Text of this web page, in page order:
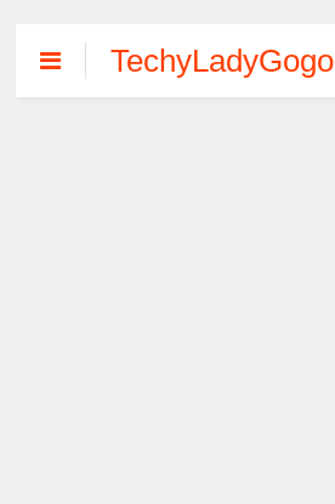
TechyLadyGogo